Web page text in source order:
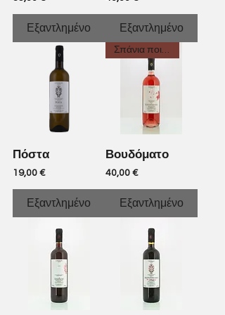
Εξαντλημένο Εξαντλημένο
Πόστα
Τιμή
19,00 €
Εξαντλημένο
Βουδόματο
Τιμή
40,00 €
Εξαντλημένο